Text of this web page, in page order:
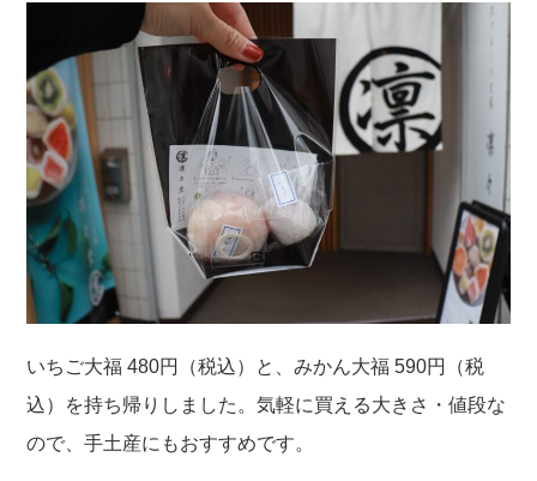
いちご大福 480円（税込）と、みかん大福 590円（税
込）を持ち帰りしました。気軽に買える大きさ・値段な
ので、手土産にもおすすめです。